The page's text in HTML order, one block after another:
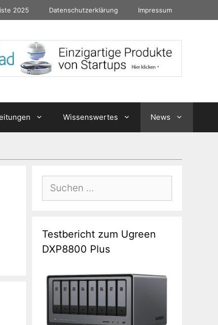
2025 Datenschutzerklärung Impressum
Wissenswertes News
Suchen
nach:
Testbericht zum Ugreen
DXP8800 Plus